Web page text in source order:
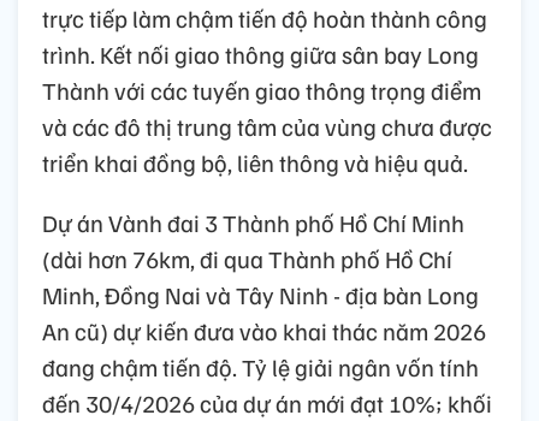
trực tiếp làm chậm tiến độ hoàn thành công
trình. Kết nối giao thông giữa sân bay Long
Thành với các tuyến giao thông trọng điểm
và các đô thị trung tâm của vùng chưa được
triển khai đồng bộ, liên thông và hiệu quả.
Dự án Vành đai 3 Thành phố Hồ Chí Minh
(dài hơn 76km, đi qua Thành phố Hồ Chí
Minh, Đồng Nai và Tây Ninh - địa bàn Long
An cũ) dự kiến đưa vào khai thác năm 2026
đang chậm tiến độ. Tỷ lệ giải ngân vốn tính
đến 30/4/2026 của dự án mới đạt 10%; khối